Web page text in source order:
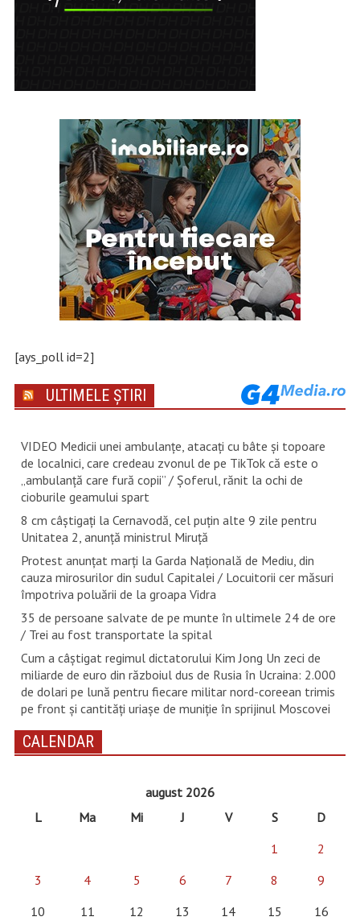
[ays_poll id=2]
ULTIMELE ȘTIRI
VIDEO Medicii unei ambulanțe, atacați cu bâte și topoare
de localnici, care credeau zvonul de pe TikTok că este o
„ambulanță care fură copii” / Șoferul, rănit la ochi de
cioburile geamului spart
8 cm câștigați la Cernavodă, cel puțin alte 9 zile pentru
Unitatea 2, anunță ministrul Miruță
Protest anunțat marți la Garda Națională de Mediu, din
cauza mirosurilor din sudul Capitalei / Locuitorii cer măsuri
împotriva poluării de la groapa Vidra
35 de persoane salvate de pe munte în ultimele 24 de ore
/ Trei au fost transportate la spital
Cum a câștigat regimul dictatorului Kim Jong Un zeci de
miliarde de euro din războiul dus de Rusia în Ucraina: 2.000
de dolari pe lună pentru fiecare militar nord-coreean trimis
pe front și cantități uriașe de muniție în sprijinul Moscovei
CALENDAR
august 2026
L
Ma Mi J V S
D
1
2
3
4 5 6 7 8
9
10
11 12 13 14 15
16